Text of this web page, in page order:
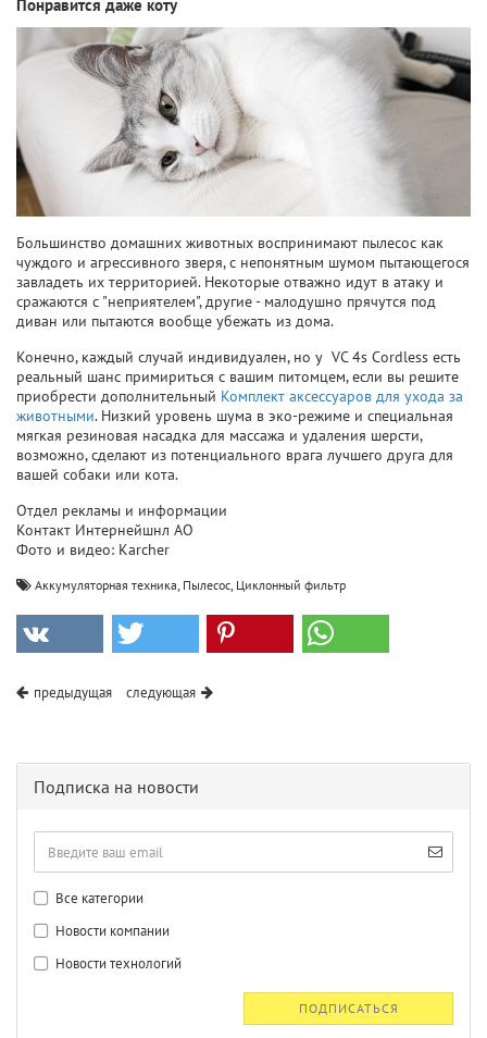
Понравится даже коту
Большинство домашних животных воспринимают пылесос как
чуждого и агрессивного зверя, с непонятным шумом пытающегося
завладеть их территорией. Некоторые отважно идут в атаку и
сражаются с "неприятелем", другие - малодушно прячутся под
диван или пытаются вообще убежать из дома.
Конечно, каждый случай индивидуален, но у VC 4s Cordless есть
реальный шанс примириться с вашим питомцем, если вы решите
приобрести дополнительный Комплект аксессуаров для ухода за
животными. Низкий уровень шума в эко-режиме и специальная
мягкая резиновая насадка для массажа и удаления шерсти,
возможно, сделают из потенциального врага лучшего друга для
вашей собаки или кота.
Отдел рекламы и информации
Контакт Интернейшнл АО
Фото и видео: Karcher
Аккумуляторная техника, Пылесос, Циклонный фильтр
предыдущая следующая
Подписка на новости
Все категории
Новости компании
Новости технологий
ПОДПИСАТЬСЯ